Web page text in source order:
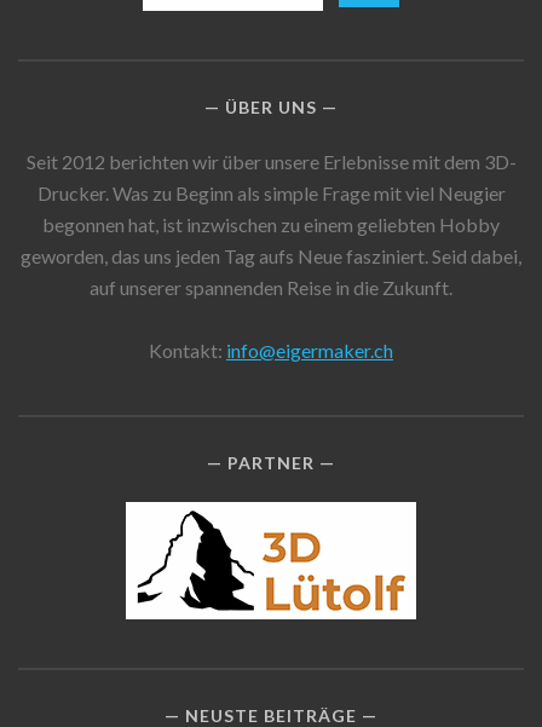
ÜBER UNS
Seit 2012 berichten wir über unsere Erlebnisse mit dem 3D-
Drucker. Was zu Beginn als simple Frage mit viel Neugier
begonnen hat, ist inzwischen zu einem geliebten Hobby
geworden, das uns jeden Tag aufs Neue fasziniert. Seid dabei,
auf unserer spannenden Reise in die Zukunft.
Kontakt: info@eigermaker.ch
PARTNER
NEUSTE BEITRÄGE